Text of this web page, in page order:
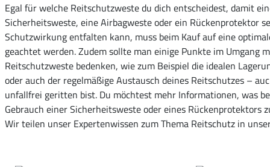
Egal für welche Reitschutzweste du dich entscheidest, damit
Sicherheitsweste, eine Airbagweste oder ein Rückenprotektor
Schutzwirkung entfalten kann, muss beim Kauf auf eine
geachtet werden. Zudem sollte man einige Punkte im Umgang
Reitschutzweste bedenken, wie zum Beispiel die idealen
oder auch der regelmäßige Austausch deines Reitschutzes –
unfallfrei geritten bist. Du möchtest mehr Informationen, was
Gebrauch einer Sicherheitsweste oder eines Rückenprotektors
Wir teilen unser Expertenwissen zum Thema Reitschutz in